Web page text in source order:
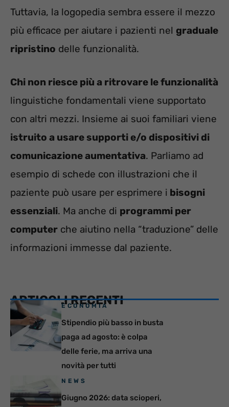
Tuttavia, la logopedia sembra essere il mezzo
più efficace per aiutare i pazienti nel graduale
ripristino delle funzionalità.
Chi non riesce più a ritrovare le funzionalità
linguistiche fondamentali viene supportato
con altri mezzi. Insieme ai suoi familiari viene
istruito a usare supporti e/o dispositivi di
comunicazione aumentativa. Parliamo ad
esempio di schede con illustrazioni che il
paziente può usare per esprimere i bisogni
essenziali. Ma anche di programmi per
computer che aiutino nella “traduzione” delle
informazioni immesse dal paziente.
ARTICOLI RECENTI
ECONOMIA
Stipendio più basso in busta
paga ad agosto: è colpa
delle ferie, ma arriva una
novità per tutti
NEWS
Giugno 2026: data scioperi,